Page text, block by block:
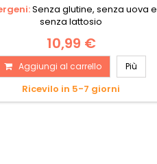
Senza glutine, senza uova e
senza lattosio
10,99 €
Aggiungi al carrello Più
Ricevilo in 5-7 giorni